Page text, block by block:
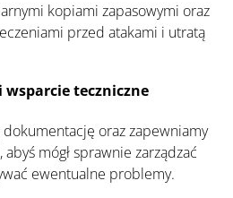
kopiami zapasowymi oraz
przed atakami i utratą
wsparcie teczniczne
dokumentację oraz zapewniamy
mógł sprawnie zarządzać
ewentualne problemy.